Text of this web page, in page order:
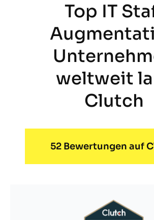
Top IT
weltweit
Clutch
52 Bewertungen auf